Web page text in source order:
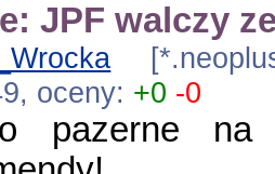
JPF walczy
oceny: +0 -0
pazerne na